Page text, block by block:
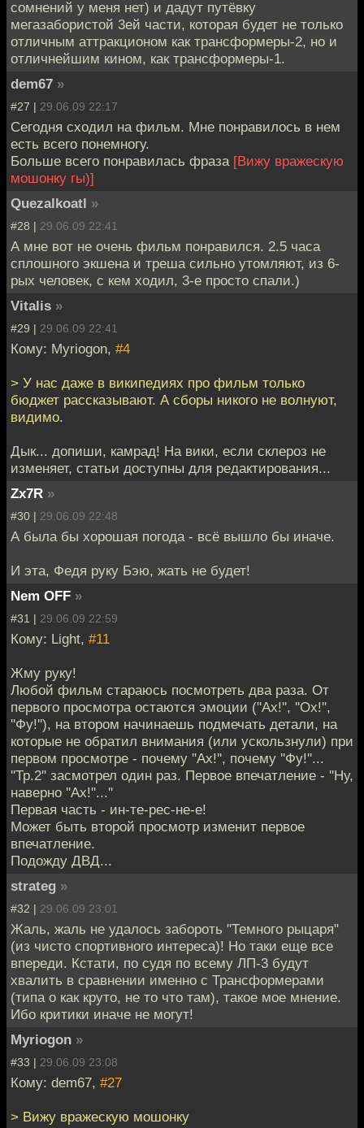
сомнений у меня нет) и дадут путёвку
мегазабористой 3ей части, которая будет не только
отличным аттракционом как трансформеры-2, но и
отличнейшим кином, как трансформеры-1.
dem67 »
#27 | 29.06.09 22:17
Сегодня сходил на фильм. Мне понравилось в нем
есть всего понемногу.
Больше всего понравилась фраза [Вижу вражескую
мошонку гы)]
Quezalkoatl »
#28 | 29.06.09 22:41
А мне вот не очень фильм понравился. 2.5 часа
сплошного экшена и треша сильно утомляют, из 6-
рых человек, с кем ходил, 3-е просто спали.)
Vitalis »
#29 | 29.06.09 22:41
Кому: Myriogon, #4
> У нас даже в википедиях про фильм только
бюджет рассказывают. А сборы никого не волнуют,
видимо.
Дык... допиши, камрад! На вики, если склероз не
изменяет, статьи доступны для редактирования...
Zx7R »
#30 | 29.06.09 22:48
А была бы хорошая погода - всё вышло бы иначе.
И эта, Федя руку Бэю, жать не будет!
Nem OFF »
#31 | 29.06.09 22:59
Кому: Light, #11
Жму руку!
Любой фильм стараюсь посмотреть два раза. От
первого просмотра остаются эмоции (''Ах!'', ''Ох!'',
''Фу!''), на втором начинаешь подмечать детали, на
которые не обратил внимания (или ускользнули) при
первом просмотре - почему ''Ах!'', почему ''Фу!''...
''Тр.2'' засмотрел один раз. Первое впечатление - ''Ну,
наверно ''Ах!''...''
Первая часть - ин-те-рес-не-е!
Может быть второй просмотр изменит первое
впечатление.
Подожду ДВД...
strateg »
#32 | 29.06.09 23:01
Жаль, жаль не удалось забороть "Темного рыцаря"
(из чисто спортивного интереса)! Но таки еще все
впереди. Кстати, по судя по всему ЛП-3 будут
хвалить в сравнении именно с Трансформерами
(типа о как круто, не то что там), такое мое мнение.
Ибо критики иначе не могут!
Myriogon »
#33 | 29.06.09 23:08
Кому: dem67, #27
> Вижу вражескую мошонку